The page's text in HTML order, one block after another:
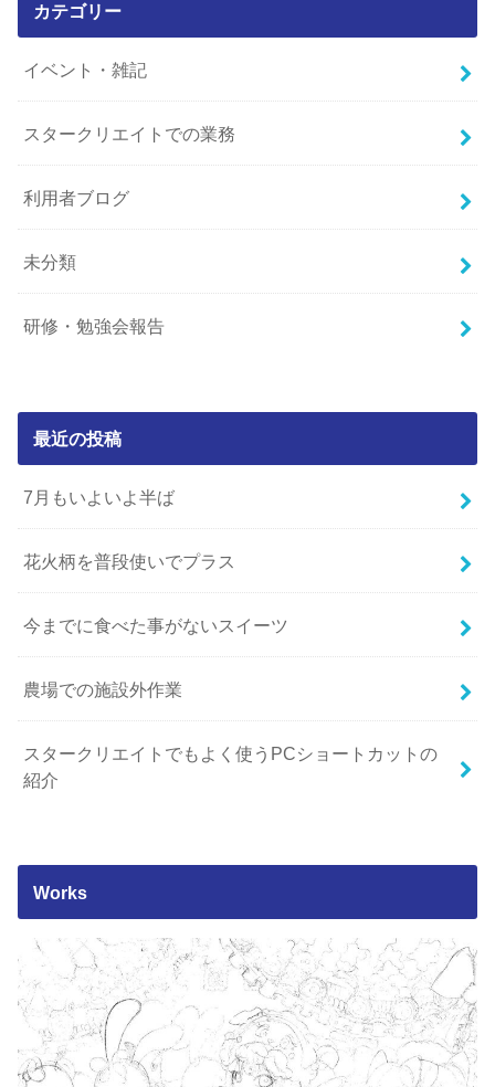
カテゴリー
イベント・雑記
スタークリエイトでの業務
利用者ブログ
未分類
研修・勉強会報告
最近の投稿
7月もいよいよ半ば
花火柄を普段使いでプラス
今までに食べた事がないスイーツ
農場での施設外作業
スタークリエイトでもよく使うPCショートカットの
紹介
Works